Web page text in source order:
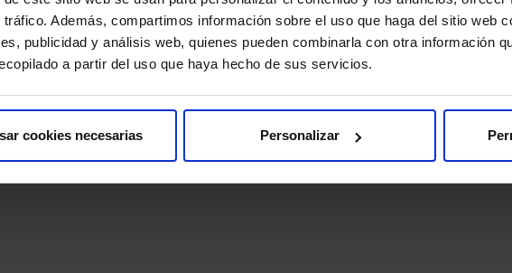
Además, compartimos información sobre el uso que haga del sitio web
publicidad y análisis web, quienes pueden combinarla con otra información
a partir del uso que haya hecho de sus servicios.
cookies necesarias Personalizar
(ADT) han firmado un acuerdo por el que dicho grupo hospitalario